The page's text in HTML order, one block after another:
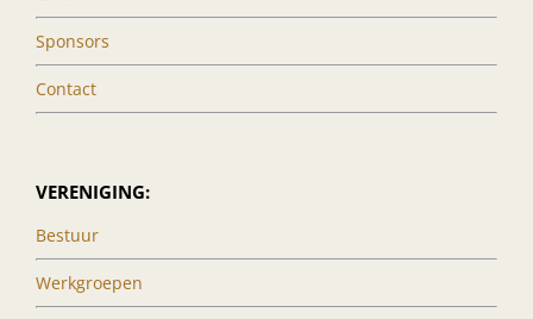
Sponsors
Contact
VERENIGING:
Bestuur
Werkgroepen